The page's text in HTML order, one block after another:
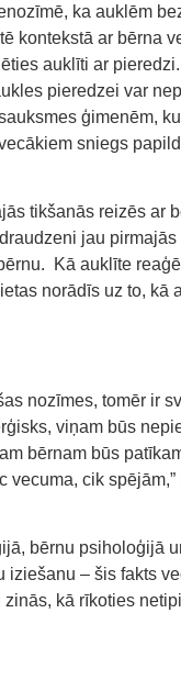
ka auklēm
kontekstā ar bērna
auklīti ar
pieredzei var
ģimenēm,
sniegs
tikšanās reizēs ar
jau
Kā auklīte
norādīs uz to, kā
nozīmes, tomēr ir
viņam būs
bērnam būs
cik spējām,”
bērnu psiholoģijā
iziešanu – šis fakts
kā rīkoties